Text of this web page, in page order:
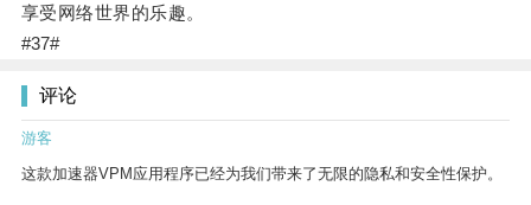
享受网络世界的乐趣。
#37#
评论
游客
这款加速器VPM应用程序已经为我们带来了无限的隐私和安全性保护。